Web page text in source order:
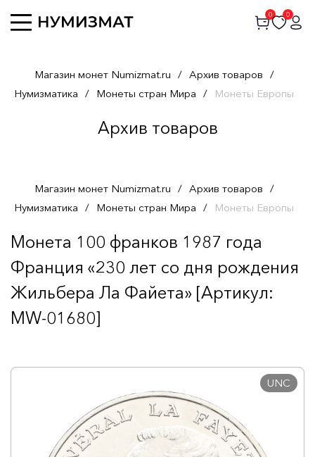
0 0
Магазин монет Numizmat.ru / Архив товаров /
Нумизматика / Монеты стран Мира / Монеты Европы
Архив товаров
Магазин монет Numizmat.ru / Архив товаров /
Нумизматика / Монеты стран Мира / Монеты Европы
Монета 100 франков 1987 года
Франция «230 лет со дня рождения
Жильбера Ла Файета» [Артикул:
MW-01680]
UNC